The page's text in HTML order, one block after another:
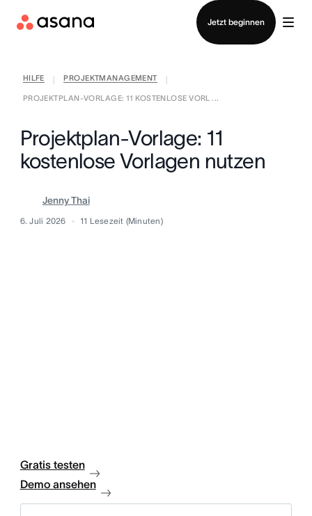
Jetzt beginnen
Vertrieb kontaktieren
HILFE PROJEKTMANAGEMENT
PROJEKTPLAN-VORLAGE: 11 KOSTENLOSE VORL ...
Projektplan-Vorlage: 11
kostenlose Vorlagen nutzen
Jenny Thai
6. Juli 2026 11 Lesezeit (Minuten)
Gratis testen
Demo ansehen